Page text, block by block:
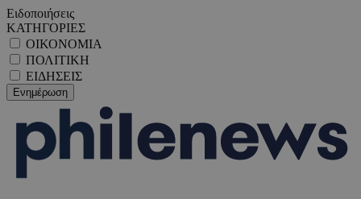
Ειδοποιήσεις
ΚΑΤΗΓΟΡΙΕΣ
ΟΙΚΟΝΟΜΙΑ
ΠΟΛΙΤΙΚΗ
ΕΙΔΗΣΕΙΣ